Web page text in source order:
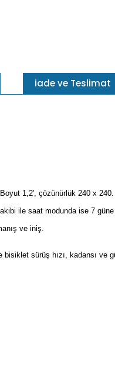
İade ve Teslimat
1,2', çözünürlük 240 x 240.
ile saat modunda ise 7
ve iniş.
sürüş hızı, kadansı ve